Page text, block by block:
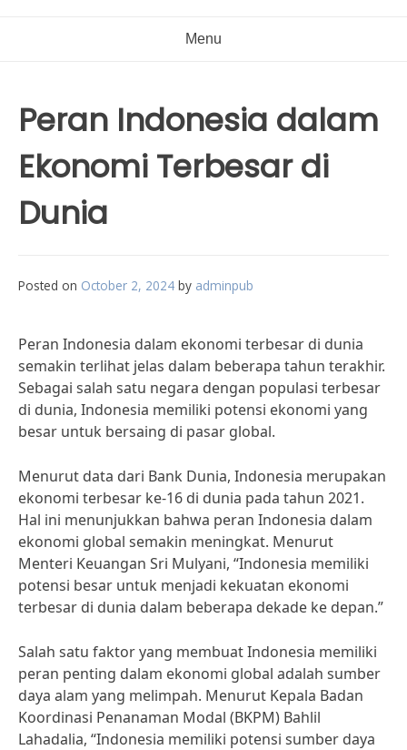
Menu
Peran Indonesia dalam
Ekonomi Terbesar di
Dunia
Posted on October 2, 2024 by adminpub
Peran Indonesia dalam ekonomi terbesar di dunia
semakin terlihat jelas dalam beberapa tahun terakhir.
Sebagai salah satu negara dengan populasi terbesar
di dunia, Indonesia memiliki potensi ekonomi yang
besar untuk bersaing di pasar global.
Menurut data dari Bank Dunia, Indonesia merupakan
ekonomi terbesar ke-16 di dunia pada tahun 2021.
Hal ini menunjukkan bahwa peran Indonesia dalam
ekonomi global semakin meningkat. Menurut
Menteri Keuangan Sri Mulyani, “Indonesia memiliki
potensi besar untuk menjadi kekuatan ekonomi
terbesar di dunia dalam beberapa dekade ke depan.”
Salah satu faktor yang membuat Indonesia memiliki
peran penting dalam ekonomi global adalah sumber
daya alam yang melimpah. Menurut Kepala Badan
Koordinasi Penanaman Modal (BKPM) Bahlil
Lahadalia, “Indonesia memiliki potensi sumber daya